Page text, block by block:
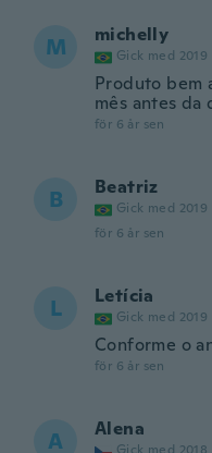
M michelly
Gick med 2019
Produto bem
mês antes
för 6 år sen
B Beatriz
Gick med 2019
för 6 år sen
L Letícia
Gick med 2019
Conforme o
för 6 år sen
A Alena